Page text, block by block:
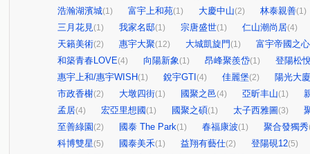
浩瀚湖濱城(1) 富宇上和苑(1) 大慶中山(2) 林泰親善(1)
三月花見(1) 我家名邸(1) 宗唐盛世(1) 仁山潮尚居(4)
天籟美術(2) 惠宇大聚(12) 大城凱旋門 (1)
富宇帝國之心
和築青春LOVE(4) 向陽新象(1) 昂峰聚羨岱(1)
登陽松
惠宇上和/惠宇WISH(1) 銳宇GTI (4) 佳麗堡(2)
陽光大廈
市政香榭(2) 大墩四街(1) 國聚之邑(4) 亞昕丰山(1)
孟居(4) 宏亞里想國 (1) 國聚之碩(1) 太子西雅圖 (3)
至善綠園 (2) 國泰 The Park(1) 春福康波(1) 聚合發獨秀
科博雙星(5) 國泰美禾(1) 益翔有藝仕(2) 登陽硯12(5)